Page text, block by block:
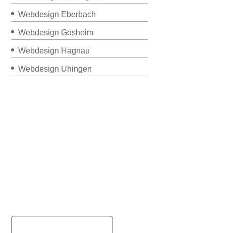
Webdesign Eberbach
Webdesign Gosheim
Webdesign Hagnau
Webdesign Uhingen